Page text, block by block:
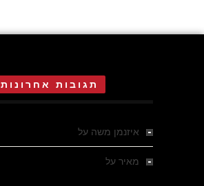
תגובות אחרונות
איזנמן משה על
מאיר על